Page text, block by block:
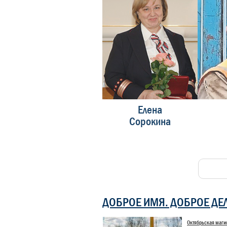
Елена
Сорокина
ДОБРОЕ ИМЯ. ДОБРОЕ
Октябрьская